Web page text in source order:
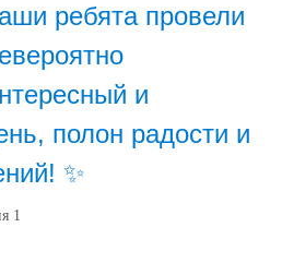
ребята провели
и
полон радости и
✨
1